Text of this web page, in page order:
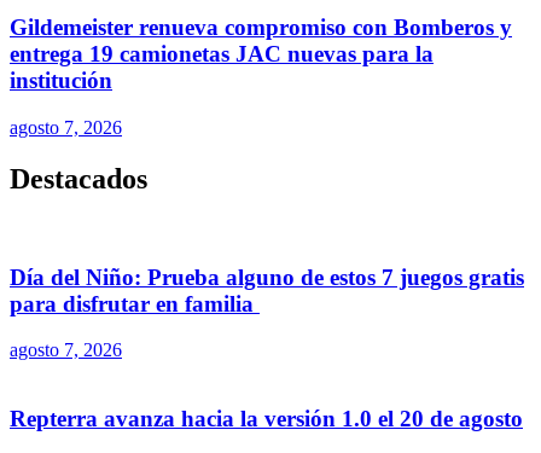
Gildemeister renueva compromiso con Bomberos y
entrega 19 camionetas JAC nuevas para la
institución
agosto 7, 2026
Destacados
Día del Niño: Prueba alguno de estos 7 juegos gratis
para disfrutar en familia
agosto 7, 2026
Repterra avanza hacia la versión 1.0 el 20 de agosto